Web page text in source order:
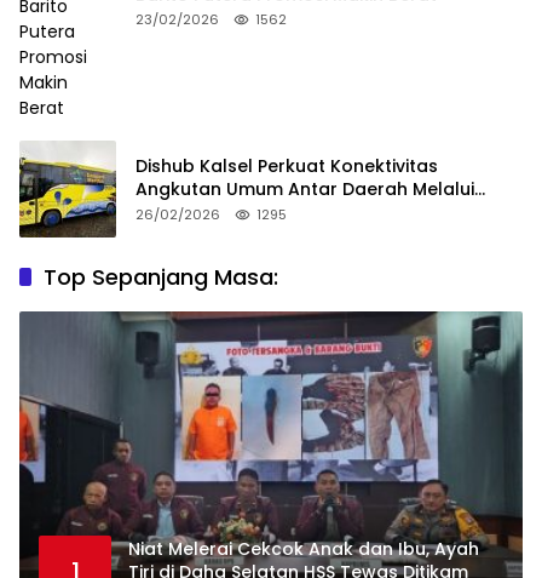
23/02/2026 1562
Dishub Kalsel Perkuat Konektivitas
Angkutan Umum Antar Daerah Melalui
Integritas
26/02/2026 1295
Top Sepanjang Masa:
Niat Melerai Cekcok Anak dan Ibu, Ayah
Tiri di Daha Selatan HSS Tewas Ditikam